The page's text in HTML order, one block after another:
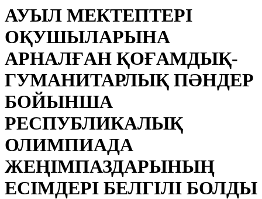
АУЫЛ МЕКТЕПТЕРІ
ОҚУШЫЛАРЫНА
АРНАЛҒАН ҚОҒАМДЫҚ-
ГУМАНИТАРЛЫҚ ПӘНДЕР
БОЙЫНША
РЕСПУБЛИКАЛЫҚ
ОЛИМПИАДА
ЖЕҢІМПАЗДАРЫНЫҢ
ЕСІМДЕРІ БЕЛГІЛІ БОЛДЫ